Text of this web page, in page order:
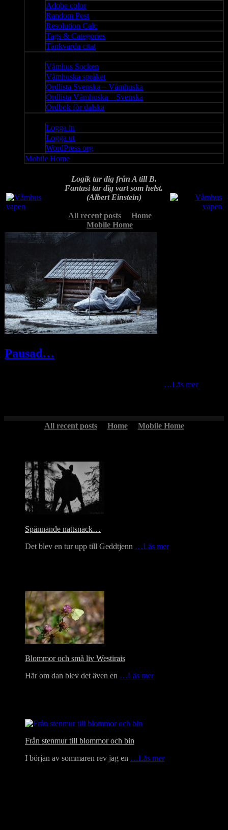
Adobe color
Random Post
Resolution Calc
Tags & Categories
Tänkvärda citat
Våmhus Socken
Våmhuska språket
Ordlista Svenska – Våmhuska
Ordlista Våmhuska – Svenska
Ordbok för dalska
Logga in
Logga ut
WordPress org
Mobile Home
Logik tar dig från A till B.
Fantasi tar dig vart som helst.
(Albert Einstein)
All recent posts
Home
Mobile Home
Pausad…
…Läs mer
All recent posts Home Mobile Home
Spännande nattsnack…
Det blev en tur upp till Geddtjenn …Läs mer
Blommor och små liv Westirais
Här om dan blev det även en …Läs mer
Från stenmur till blommor och bin
I början av sommaren rev jag en …Läs mer